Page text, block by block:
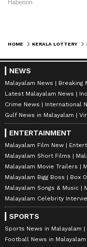
HOME KERALA LOTTERY
NEWS
Malayalam News
Breaking
Latest Malayalam News
Crime News
International
Gulf News in Malayalam
ENTERTAINMENT
Malayalam Film New
Malayalam Short Films
Malayalam Movie Trailers
Malayalam Bigg Boss
Box
Malayalam Songs & Music
Malayalam Celebrity
SPORTS
Sports News in Malayalam
Football News in Malayalam